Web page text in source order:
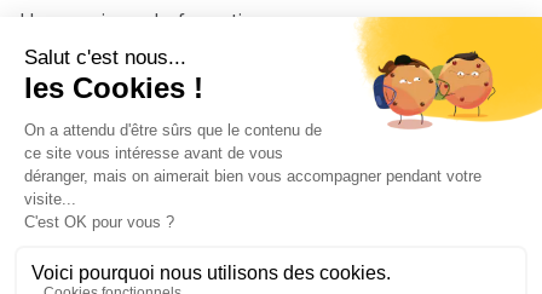
Un organisme de formation
Un conseiller
© 2026 - Côté Formations - par Via Compétences